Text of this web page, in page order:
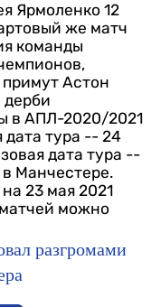
Ярмоленко 12
же матч
команды
Астон
дерби
в АПЛ-2020/2021
дата тура -- 24
дата тура --
Манчестере.
23 мая 2021
можно
разгромами